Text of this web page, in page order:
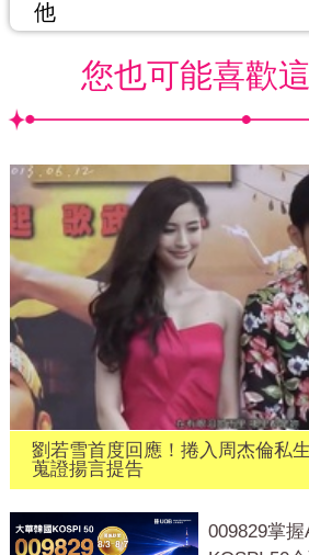
他
您也可能喜歡
劉若雪首度回應！捲入周杰倫私
蒐證揚言提告
009829掌